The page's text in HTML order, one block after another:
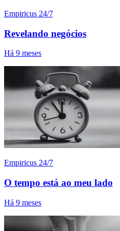
Empiricus 24/7
Revelando negócios
Há 9 meses
Empiricus 24/7
O tempo está ao meu lado
Há 9 meses